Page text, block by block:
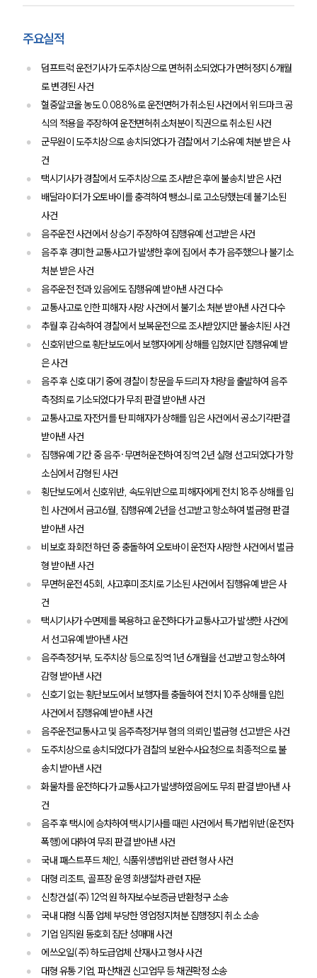
언론보도
공지사항
법률 블로그
뉴스레터/브로슈어
세미나
대륜법률상담예약
주요실적
덤프트럭 운전기사가 도주치상으로 면허취소되었다가 면허정지 6개월
로 변경된 사건
혈중알코올 농도 0.088%로 운전면허가 취소된 사건에서 위드마크 공
식의 적용을 주장하여 운전면허취소처분이 직권으로 취소된 사건
군무원이 도주치상으로 송치되었다가 검찰에서 기소유예 처분 받은 사
건
택시기사가 경찰에서 도주치상으로 조사받은 후에 불송치 받은 사건
배달라이더가 오토바이를 충격하여 뺑소니로 고소당했는데 불기소된
사건
음주운전 사건에서 상승기 주장하여 집행유예 선고받은 사건
음주 후 경미한 교통사고가 발생한 후에 집에서 추가 음주했으나 불기소
처분 받은 사건
음주운전 전과 있음에도 집행유예 받아낸 사건 다수
교통사고로 인한 피해자 사망 사건에서 불기소 처분 받아낸 사건 다수
추월 후 감속하여 경찰에서 보복운전으로 조사받았지만 불송치된 사건
신호위반으로 횡단보도에서 보행자에게 상해를 입혔지만 집행유예 받
은 사건
음주 후 신호 대기 중에 경찰이 창문을 두드리자 차량을 출발하여 음주
측정죄로 기소되었다가 무죄 판결 받아낸 사건
교통사고로 자전거를 탄 피해자가 상해를 입은 사건에서 공소기각판결
받아낸 사건
집행유예 기간 중 음주·무면허운전하여 징역 2년 실형 선고되었다가 항
소심에서 감형된 사건
횡단보도에서 신호위반, 속도위반으로 피해자에게 전치 18주 상해를 입
힌 사건에서 금고6월, 집행유예 2년을 선고받고 항소하여 벌금형 판결
받아낸 사건
비보호 좌회전 하던 중 충돌하여 오토바이 운전자 사망한 사건에서 벌금
형 받아낸 사건
무면허운전 45회, 사고후미조치로 기소된 사건에서 집행유예 받은 사
건
택시기사가 수면제를 복용하고 운전하다가 교통사고가 발생한 사건에
서 선고유예 받아낸 사건
음주측정거부, 도주치상 등으로 징역 1년 6개월을 선고받고 항소하여
감형 받아낸 사건
신호기 없는 횡단보도에서 보행자를 충돌하여 전치 10주 상해를 입힌
사건에서 집행유예 받아낸 사건
음주운전교통사고 및 음주측정거부 혐의 의뢰인 벌금형 선고받은 사건
도주치상으로 송치되었다가 검찰의 보완수사요청으로 최종적으로 불
송치 받아낸 사건
화물차를 운전하다가 교통사고가 발생하였음에도 무죄 판결 받아낸 사
건
음주 후 택시에 승차하여 택시기사를 때린 사건에서 특가법위반(운전자
폭행)에 대하여 무죄 판결 받아낸 사건
국내 패스트푸드 체인, 식품위생법위반 관련 형사 사건
대형 리조트, 골프장 운영 회생절차 관련 자문
신창건설(주) 12억 원 하자보수보증금 반환청구 소송
국내 대형 식품 업체 부당한 영업정지처분 집행정지 취소 소송
기업 임직원 동호회 집단 성매매 사건
에쓰오일(주) 하도급업체 산재사고 형사 사건
대형 유통 기업, 파산채권 신고업무 등 채권확정 소송